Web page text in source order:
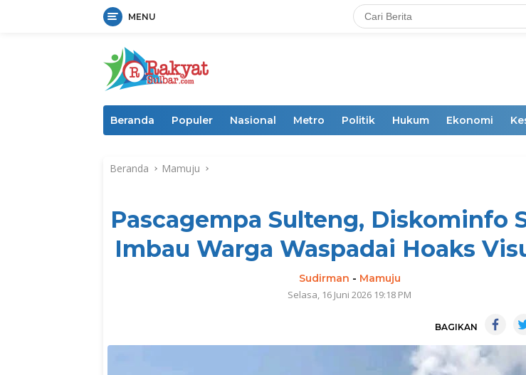
MENU
Beranda Populer Nasional Metro Politik Hukum Ekonomi
Beranda Mamuju
Pascagempa Sulteng, Diskominfo
Imbau Warga Waspadai Hoaks
Sudirman - Mamuju
Selasa, 16 Juni 2026 19:18 PM
BAGIKAN